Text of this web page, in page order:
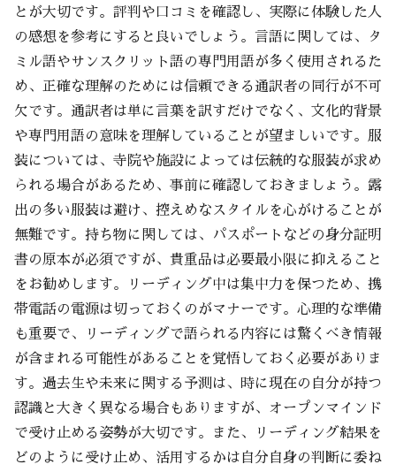
とが大切です。評判や口コミを確認し、実際に体験した人
の感想を参考にすると良いでしょう。言語に関しては、タ
ミル語やサンスクリット語の専門用語が多く使用されるた
め、正確な理解のためには信頼できる通訳者の同行が不可
欠です。通訳者は単に言葉を訳すだけでなく、文化的背景
や専門用語の意味を理解していることが望ましいです。服
装については、寺院や施設によっては伝統的な服装が求め
られる場合があるため、事前に確認しておきましょう。露
出の多い服装は避け、控えめなスタイルを心がけることが
無難です。持ち物に関しては、パスポートなどの身分証明
書の原本が必須ですが、貴重品は必要最小限に抑えること
をお勧めします。リーディング中は集中力を保つため、携
帯電話の電源は切っておくのがマナーです。心理的な準備
も重要で、リーディングで語られる内容には驚くべき情報
が含まれる可能性があることを覚悟しておく必要がありま
す。過去生や未来に関する予測は、時に現在の自分が持つ
認識と大きく異なる場合もありますが、オープンマインド
で受け止める姿勢が大切です。また、リーディング結果を
どのように受け止め、活用するかは自分自身の判断に委ね